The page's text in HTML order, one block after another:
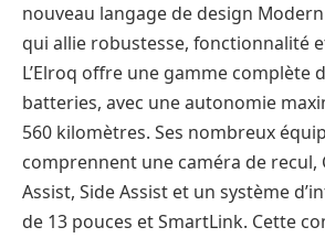
nouveau langage de design
qui allie robustesse, fonctionnalité
L’Elroq offre une gamme complète
batteries, avec une autonomie
560 kilomètres. Ses nombreux
comprennent une caméra de recul,
Assist, Side Assist et un système
de 13 pouces et SmartLink. Cette